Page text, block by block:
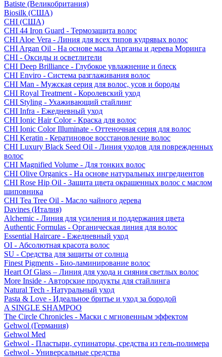
Batiste (Великобритания)
Biosilk (США)
CHI (США)
CHI 44 Iron Guard - Термозащита волос
CHI Aloe Vera - Линия для всех типов кудрявых волос
CHI Argan Oil - На основе масла Арганы и дерева Моринга
CHI - Оксиды и осветлители
CHI Deep Brilliance - Глубокое увлажнение и блеск
CHI Enviro - Система разглаживания волос
CHI Man - Мужская серия для волос, усов и бороды
CHI Royal Treatment - Королевский уход
CHI Styling - Ухаживающий стайлинг
CHI Infra - Ежедневный уход
CHI Ionic Hair Color - Краска для волос
CHI Ionic Color Illuminate - Оттеночная серия для волос
CHI Keratin - Кератиновое восстановление волос
CHI Luxury Black Seed Oil - Линия уходов для поврежденных
волос
CHI Magnified Volume - Для тонких волос
CHI Olive Organics - На основе натуральных ингредиентов
CHI Rose Hip Oil - Защита цвета окрашенных волос с маслом
шиповника
CHI Tea Tree Oil - Масло чайного дерева
Davines (Италия)
Alchemic - Линия для усиления и поддержания цвета
Authentic Formulas - Органическая линия для волос
Essential Haircare - Eжедневный уход
OI - Абсолютная красота волос
SU - Средства для защиты от солнца
Finest Pigments - Био-ламинирование волос
Heart Of Glass – Линия для ухода и сияния светлых волос
More Inside - Авторские продукты для стайлинга
Natural Tech - Натуральный уход
Pasta & Love - Идеальное бритье и уход за бородой
A SINGLE SHAMPOO
The Circle Chronicles - Маски с мгновенным эффектом
Gehwol (Германия)
Gehwol Med
Gehwol - Пластыри, супинаторы, средства из гель-полимера
Gehwol - Универсальные средства